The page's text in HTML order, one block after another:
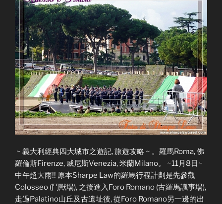
~ 義大利經典四大城市之遊記, 旅遊攻略 ~ 。羅馬Roma, 佛
羅倫斯Firenze, 威尼斯Venezia, 米蘭Milano。 ~11月8日~
中午超大雨!! 原本Sharpe Law的羅馬行程計劃是先參觀
Colosseo (鬥獸場), 之後進入Foro Romano (古羅馬議事場),
走過Palatino山丘及古遺址後, 從Foro Romano另一邊的出